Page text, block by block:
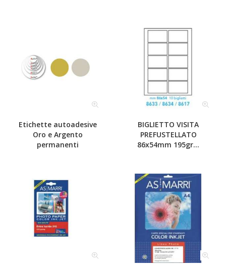
Etichette autoadesive
Oro e Argento
permanenti
BIGLIETTO VISITA
PREFUSTELLATO
86x54mm 195gr...